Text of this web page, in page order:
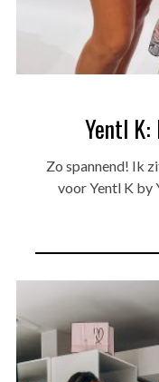
Yentl
Zo spannend! Ik
voor Yentl K by